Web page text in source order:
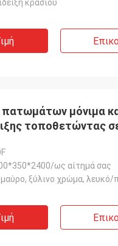
κρασιού
μόνιμα
τοποθετώντας σε
ως αίτημά σας
ξύλινο χρώμα, λευκό/